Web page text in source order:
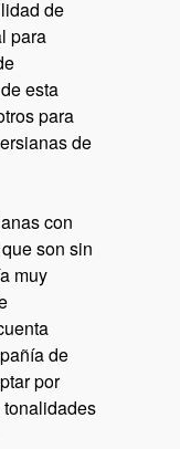
de
para
esta
para
de
con
son sin
muy
de
por